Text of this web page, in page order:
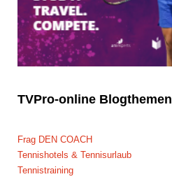
TVPro-online Blogthemen
Frag DEN COACH
Tennishotels & Tennisurlaub
Tennistraining